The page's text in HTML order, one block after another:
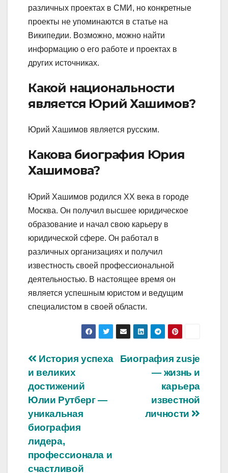
различных проектах в СМИ, но конкретные
проекты не упоминаются в статье на
Википедии. Возможно, можно найти
информацию о его работе и проектах в
других источниках.
Какой национальности
является Юрий Хашимов?
Юрий Хашимов является русским.
Какова биография Юрия
Хашимова?
Юрий Хашимов родился XX века в городе
Москва. Он получил высшее юридическое
образование и начал свою карьеру в
юридической сфере. Он работал в
различных организациях и получил
известность своей профессиональной
деятельностью. В настоящее время он
является успешным юристом и ведущим
специалистом в своей области.
Навигация
по
записям
Биография zusje
— жизнь и
карьера
известной
личности
История успеха
и великих
достижений
Юлии Рутберг —
уникальная
биография
лидера,
профессионала и
счастливой